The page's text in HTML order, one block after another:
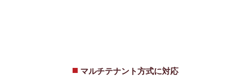
マルチテナント方式に対応